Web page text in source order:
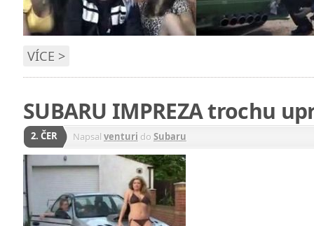
VÍCE >
SUBARU IMPREZA trochu
2. ČER Napsal venturi do Subaru